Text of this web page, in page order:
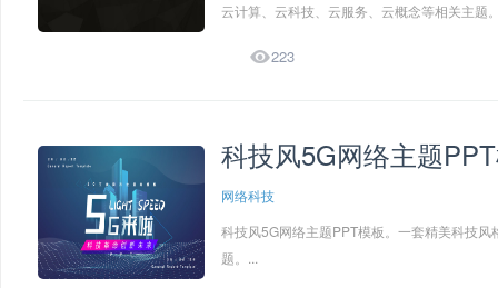
云计算、云科技、云服务、云概念等相关主题
223
科技风5G网络主题
网络科技
科技风5G网络主题PPT模板。一套精美科技
题。...